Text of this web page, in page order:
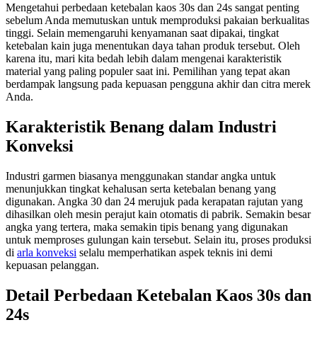
Mengetahui perbedaan ketebalan kaos 30s dan 24s sangat penting
sebelum Anda memutuskan untuk memproduksi pakaian berkualitas
tinggi. Selain memengaruhi kenyamanan saat dipakai, tingkat
ketebalan kain juga menentukan daya tahan produk tersebut. Oleh
karena itu, mari kita bedah lebih dalam mengenai karakteristik
material yang paling populer saat ini. Pemilihan yang tepat akan
berdampak langsung pada kepuasan pengguna akhir dan citra merek
Anda.
Karakteristik Benang dalam Industri
Konveksi
Industri garmen biasanya menggunakan standar angka untuk
menunjukkan tingkat kehalusan serta ketebalan benang yang
digunakan. Angka 30 dan 24 merujuk pada kerapatan rajutan yang
dihasilkan oleh mesin perajut kain otomatis di pabrik. Semakin besar
angka yang tertera, maka semakin tipis benang yang digunakan
untuk memproses gulungan kain tersebut. Selain itu, proses produksi
di arla konveksi selalu memperhatikan aspek teknis ini demi
kepuasan pelanggan.
Detail Perbedaan Ketebalan Kaos 30s dan
24s